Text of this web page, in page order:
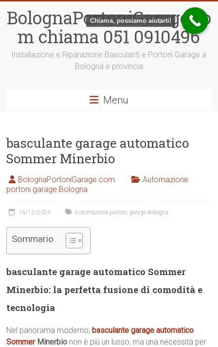
contenuto
BolognaPortoniGarage.co
m chiama 051 0910496
Installazione e Riparazione Basculanti e Portoni Garage a
Bologna e provincia
Menu
basculante garage automatico
Sommer Minerbio
BolognaPortoniGarage.com
Automazione
portoni garage Bologna
16/12/2024 Automazione portoni garage Bologna
Sommario
basculante garage automatico Sommer
Minerbio: la perfetta fusione di comodità e
tecnologia
Nel panorama moderno,basculante garage automatico
SommerMinerbio non è più un lusso, ma una necessità per
Chiama, possiamo aiutarti!